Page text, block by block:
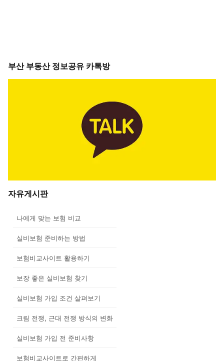
부산 부동산 정보공유 카톡방
자유게시판
나에게 맞는 보험 비교
실비보험 준비하는 방법
보험비교사이트 활용하기
보장 좋은 실비보험 찾기
실비보험 가입 조건 살펴보기
크림 전쟁, 근대 전쟁 방식의 변화
실비보험 가입 전 준비사항
보험비교사이트로 간편하게